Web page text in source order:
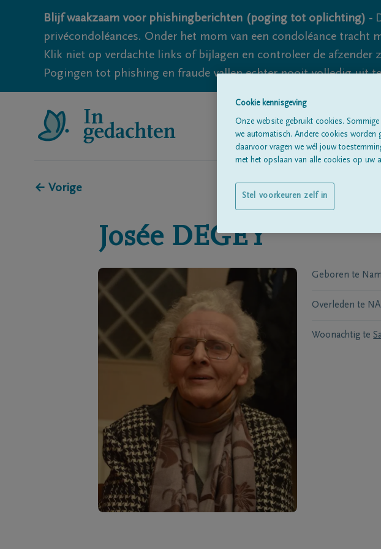
Blijf waakzaam voor phishingberichten (poging tot oplichting) -
privécondoléances. Onder het mom van een condoléance tracht
Klik niet op verdachte links of bijlagen en controleer de
Pogingen tot phishing en fraude vallen echter nooit volledig uit
← Vorige
Josée DEGEY
Geboren te
Overleden te
Woonachtig te
Cookie kennisgeving
Onze website gebruikt cookies.
we automatisch. Andere cookies worden
daarvoor vragen we wél jouw
met het opslaan van alle cookies op uw
Stel voorkeuren zelf in